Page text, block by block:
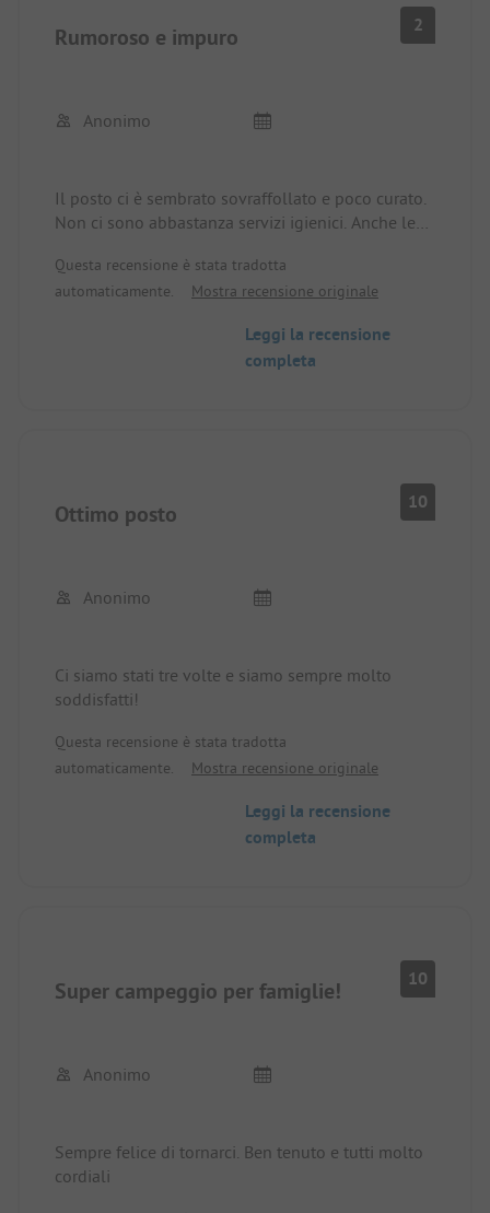
Rumoroso e impuro 2
Anonimo
Il posto ci è sembrato sovraffollato e poco curato.
Non ci sono abbastanza servizi igienici. Anche le
Musica ad alto volume fino a tarda notte!
Non consigliato.
Questa recensione è stata tradotta
automaticamente.
Mostra recensione originale
Leggi la recensione
completa
Ottimo posto 10
Anonimo
Ci siamo stati tre volte e siamo sempre molto
soddisfatti!
Questa recensione è stata tradotta
automaticamente.
Mostra recensione originale
Leggi la recensione
completa
Super campeggio per famiglie! 10
Anonimo
Sempre felice di tornarci. Ben tenuto e tutti molto
cordiali